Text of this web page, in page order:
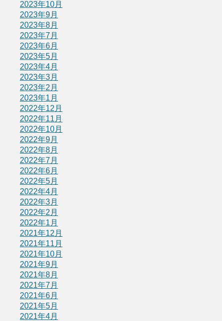
2023年10月
2023年9月
2023年8月
2023年7月
2023年6月
2023年5月
2023年4月
2023年3月
2023年2月
2023年1月
2022年12月
2022年11月
2022年10月
2022年9月
2022年8月
2022年7月
2022年6月
2022年5月
2022年4月
2022年3月
2022年2月
2022年1月
2021年12月
2021年11月
2021年10月
2021年9月
2021年8月
2021年7月
2021年6月
2021年5月
2021年4月